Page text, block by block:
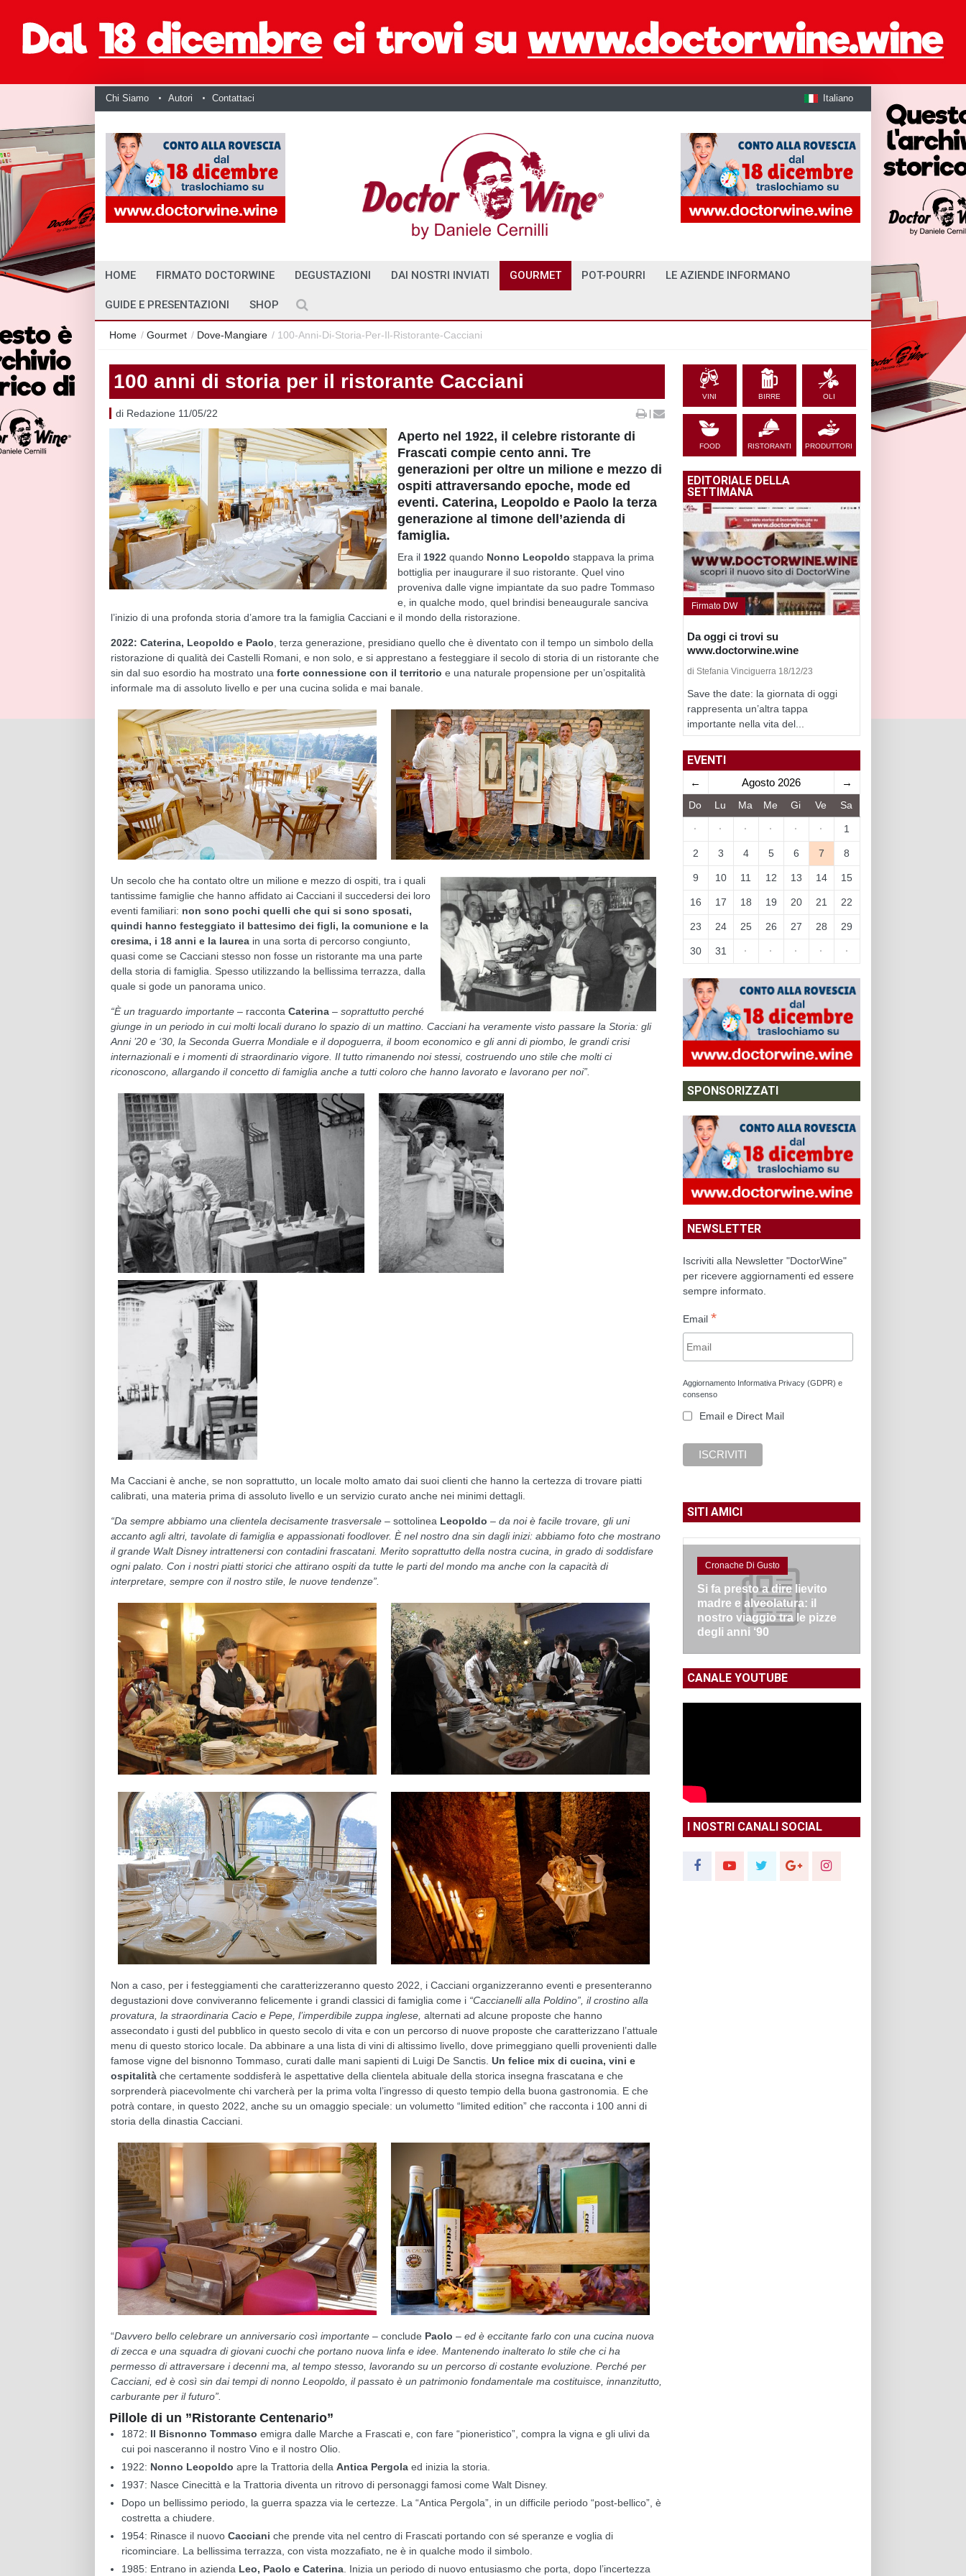
Chi Siamo Autori Contattaci Italiano
HOME FIRMATO DOCTORWINE DEGUSTAZIONI DAI NOSTRI INVIATI GOURMET POT-POURRI LE AZIENDE INFORMANO
GUIDE E PRESENTAZIONI SHOP
Home / Gourmet / Dove-Mangiare / 100-Anni-Di-Storia-Per-Il-Ristorante-Cacciani
100 anni di storia per il ristorante Cacciani
di Redazione 11/05/22 |
Aperto nel 1922, il celebre ristorante di
Frascati compie cento anni. Tre
generazioni per oltre un milione e mezzo di
ospiti attraversando epoche, mode ed
eventi. Caterina, Leopoldo e Paolo la terza
generazione al timone dell’azienda di
famiglia.
Era il 1922quando Nonno Leopoldo stappava la prima
bottiglia per inaugurare il suo ristorante. Quel vino
proveniva dalle vigne impiantate da suo padre Tommaso
e, in qualche modo, quel brindisi beneaugurale sanciva
l’inizio di una profonda storia d’amore tra la famiglia Cacciani e il mondo della ristorazione.
2022: Caterina, Leopoldo e Paolo , terza generazione, presidiano quello che è diventato con il tempo un simbolo della
ristorazione di qualità dei Castelli Romani, e non solo, e si apprestano a festeggiare il secolo di storia di un ristorante che
sin dal suo esordio ha mostrato una forte connessione con il territorio e una naturale propensione per un’ospitalità
informale ma di assoluto livello e per una cucina solida e mai banale.
Un secolo che ha contato oltre un milione e mezzo di ospiti, tra i quali
tantissime famiglie che hanno affidato ai Cacciani il succedersi dei loro
eventi familiari: non sono pochi quelli che qui si sono sposati,
quindi hanno festeggiato il battesimo dei figli, la comunione e la
cresima, i 18 anni e la laurea in una sorta di percorso congiunto,
quasi come se Cacciani stesso non fosse un ristorante ma una parte
della storia di famiglia. Spesso utilizzando la bellissima terrazza, dalla
quale si gode un panorama unico.
“È un traguardo importante – racconta Caterina – soprattutto perché
giunge in un periodo in cui molti locali durano lo spazio di un mattino. Cacciani ha veramente visto passare la Storia: gli
Anni ’20 e ‘30, la Seconda Guerra Mondiale e il dopoguerra, il boom economico e gli anni di piombo, le grandi crisi
internazionali e i momenti di straordinario vigore. Il tutto rimanendo noi stessi, costruendo uno stile che molti ci
riconoscono, allargando il concetto di famiglia anche a tutti coloro che hanno lavorato e lavorano per noi”.
Ma Cacciani è anche, se non soprattutto, un locale molto amato dai suoi clienti che hanno la certezza di trovare piatti
calibrati, una materia prima di assoluto livello e un servizio curato anche nei minimi dettagli.
“Da sempre abbiamo una clientela decisamente trasversale – sottolinea Leopoldo – da noi è facile trovare, gli uni
accanto agli altri, tavolate di famiglia e appassionati foodlover. È nel nostro dna sin dagli inizi: abbiamo foto che mostrano
il grande Walt Disney intrattenersi con contadini frascatani. Merito soprattutto della nostra cucina, in grado di soddisfare
ogni palato. Con i nostri piatti storici che attirano ospiti da tutte le parti del mondo ma anche con la capacità di
interpretare, sempre con il nostro stile, le nuove tendenze”.
Non a caso, per i festeggiamenti che caratterizzeranno questo 2022, i Cacciani organizzeranno eventi e presenteranno
degustazioni dove conviveranno felicemente i grandi classici di famiglia come i “Caccianelli alla Poldino”, il crostino alla
provatura, la straordinaria Cacio e Pepe, l’imperdibile zuppa inglese, alternati ad alcune proposte che hanno
assecondato i gusti del pubblico in questo secolo di vita e con un percorso di nuove proposte che caratterizzano l’attuale
menu di questo storico locale. Da abbinare a una lista di vini di altissimo livello, dove primeggiano quelli provenienti dalle
famose vigne del bisnonno Tommaso, curati dalle mani sapienti di Luigi De Sanctis. Un felice mix di cucina, vini e
ospitalità che certamente soddisferà le aspettative della clientela abituale della storica insegna frascatana e che
sorprenderà piacevolmente chi varcherà per la prima volta l’ingresso di questo tempio della buona gastronomia. E che
potrà contare, in questo 2022, anche su un omaggio speciale: un volumetto “limited edition” che racconta i 100 anni di
storia della dinastia Cacciani.
“Davvero bello celebrare un anniversario così importante – conclude Paolo – ed è eccitante farlo con una cucina nuova
di zecca e una squadra di giovani cuochi che portano nuova linfa e idee. Mantenendo inalterato lo stile che ci ha
permesso di attraversare i decenni ma, al tempo stesso, lavorando su un percorso di costante evoluzione. Perché per
Cacciani, ed è così sin dai tempi di nonno Leopoldo, il passato è un patrimonio fondamentale ma costituisce, innanzitutto,
carburante per il futuro”.
Pillole di un ”Ristorante Centenario”
1872: Il Bisnonno Tommaso emigra dalle Marche a Frascati e, con fare “pioneristico”, compra la vigna e gli ulivi da
cui poi nasceranno il nostro Vino e il nostro Olio.
1922: Nonno Leopoldo apre la Trattoria della Antica Pergola ed inizia la storia.
1937: Nasce Cinecittà e la Trattoria diventa un ritrovo di personaggi famosi come Walt Disney.
Dopo un bellissimo periodo, la guerra spazza via le certezze. La “Antica Pergola”, in un difficile periodo “post-bellico”, è
costretta a chiudere.
1954: Rinasce il nuovo Cacciani che prende vita nel centro di Frascati portando con sé speranze e voglia di
ricominciare. La bellissima terrazza, con vista mozzafiato, ne è in qualche modo il simbolo.
1985: Entrano in azienda Leo, Paolo e Caterina . Inizia un periodo di nuovo entusiasmo che porta, dopo l’incertezza
VINI BIRRE OLI
FOOD RISTORANTI PRODUTTORI
EDITORIALE DELLA
SETTIMANA
Firmato DW
Da oggi ci trovi su
www.doctorwine.wine
di Stefania Vinciguerra 18/12/23
Save the date: la giornata di oggi
rappresenta un’altra tappa
importante nella vita del...
EVENTI
← Agosto 2026 →
Do Lu Ma Me Gi Ve Sa
· · · · · · 1
2 3 4 5 6 7 8
9 10 11 12 13 14 15
16 17 18 19 20 21 22
23 24 25 26 27 28 29
30 31 · · · · ·
SPONSORIZZATI
NEWSLETTER
Iscriviti alla Newsletter "DoctorWine"
per ricevere aggiornamenti ed essere
sempre informato.
Email *
Aggiornamento Informativa Privacy (GDPR) e
consenso
Email e Direct Mail
SITI AMICI
Cronache Di Gusto
Si fa presto a dire lievito
madre e alveolatura: il
nostro viaggio tra le pizze
degli anni ‘90
CANALE YOUTUBE
I NOSTRI CANALI SOCIAL